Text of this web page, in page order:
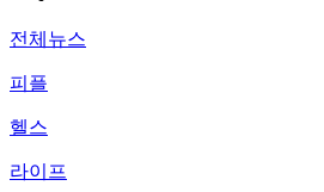
전체뉴스
피플
헬스
라이프